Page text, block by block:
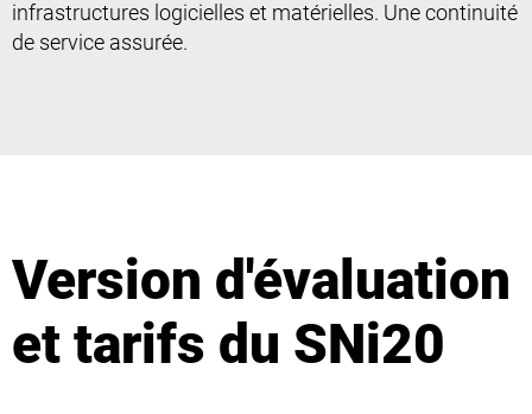
infrastructures logicielles et matérielles. Une continuité
de service assurée.
Version d'évaluation
et tarifs du SNi20